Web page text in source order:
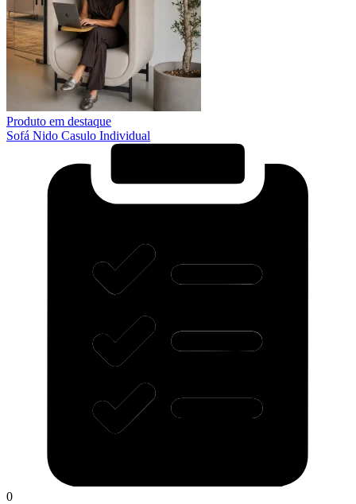
Produto em destaque
Sofá Nido Casulo Individual
0